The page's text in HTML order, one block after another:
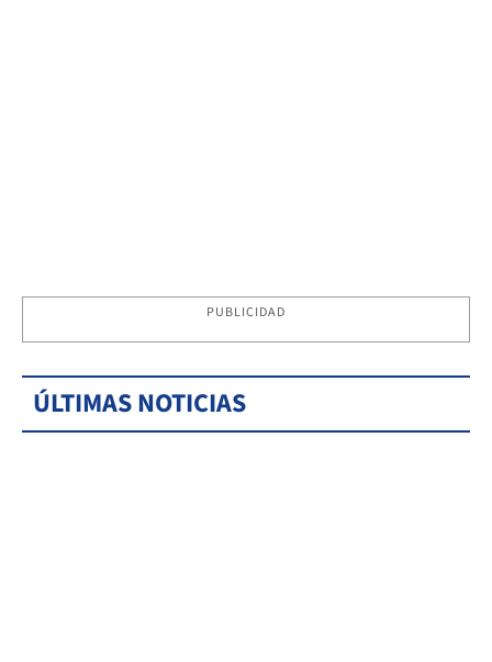
PUBLICIDAD
ÚLTIMAS NOTICIAS